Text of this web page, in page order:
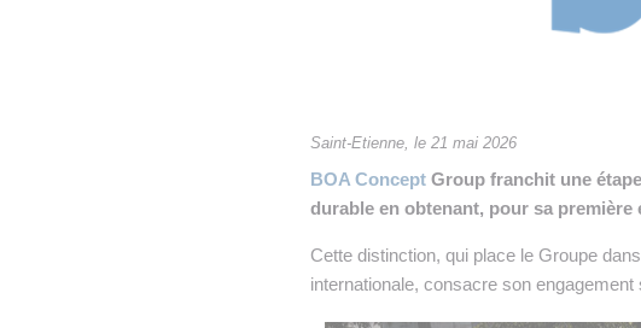
•
•
Saint-Etienne, le 21 mai 2026
BOA Concept Group franchit une
durable en obtenant, pour sa première
Cette distinction, qui place le Groupe
internationale, consacre son